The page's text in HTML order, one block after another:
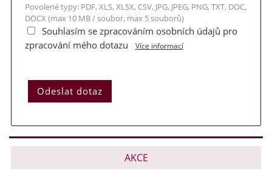
Povolené typy: PDF, XLS, XLSX, CSV, JPG, JPEG, PNG, TXT, DOC,
DOCX (max 10 MB / soubor, max 5 souborů)
Souhlasím se zpracováním osobních údajů pro
zpracování mého dotazu
Více informací
AKCE